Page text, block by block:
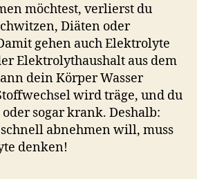
möchtest, verlierst du
Diäten oder
gehen auch Elektrolyte
Elektrolythaushalt aus dem
dein Körper Wasser
wird träge, und du
sogar krank. Deshalb:
abnehmen will, muss
denken!